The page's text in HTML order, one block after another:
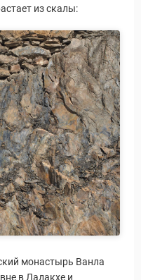
из скалы:
монастырь Ванла
в Ладакхе и